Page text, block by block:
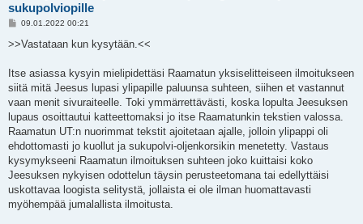
sukupolviopille
V
e
i
09.01.2022 00:21
>>Vastataan kun kysytään.<<
Itse asiassa kysyin mielipidettäsi Raamatun yksiselitteiseen ilmoitukseen
siitä mitä Jeesus lupasi ylipapille paluunsa suhteen, siihen et vastannut
vaan menit sivuraiteelle. Toki ymmärrettävästi, koska lopulta Jeesuksen
lupaus osoittautui katteettomaksi jo itse Raamatunkin tekstien valossa.
Raamatun UT:n nuorimmat tekstit ajoitetaan ajalle, jolloin ylipappi oli
ehdottomasti jo kuollut ja sukupolvi-oljenkorsikin menetetty. Vastaus
kysymykseeni Raamatun ilmoituksen suhteen joko kuittaisi koko
Jeesuksen nykyisen odottelun täysin perusteetomana tai edellyttäisi
uskottavaa loogista selitystä, jollaista ei ole ilman huomattavasti
myöhempää jumalallista ilmoitusta.